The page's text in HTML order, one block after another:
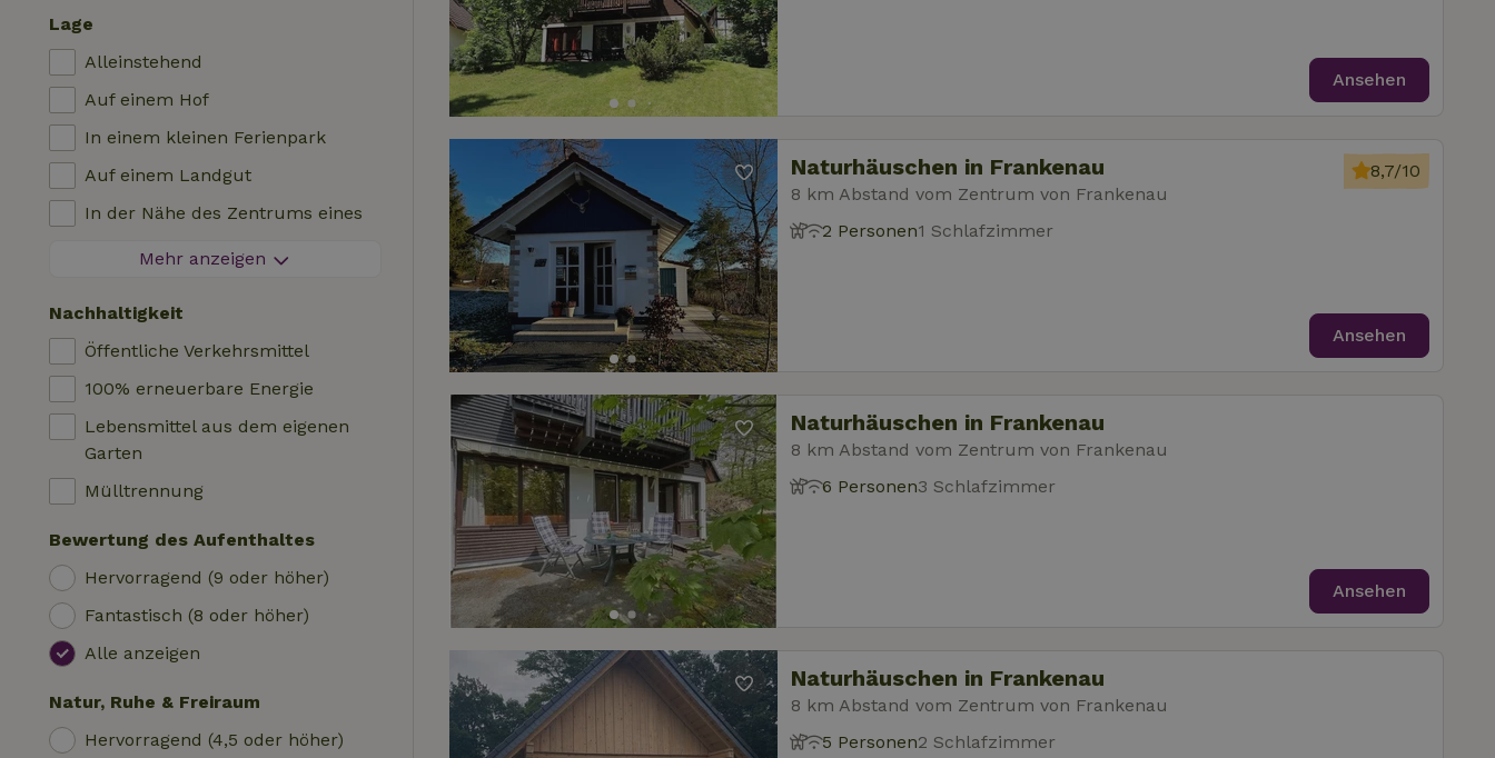
Ansehen
Naturhäuschen in Frankenau
8 km Abstand vom Zentrum von Frankenau
8,7/10
2 Personen1 Schlafzimmer
Ansehen
Naturhäuschen in Frankenau
8 km Abstand vom Zentrum von Frankenau
6 Personen3 Schlafzimmer
Ansehen
Naturhäuschen in Frankenau
8 km Abstand vom Zentrum von Frankenau
5 Personen2 Schlafzimmer
Internet
Ofen
Grill
Heizung (zentral)
Kinderstuhl
Autoladestation
Schwimmbecken (geteilt)
Rollstuhlfreundlich
Schwimmbecken (privat)
Landhaus
Chalet
Villa
Glamping
Blockhütte
Unterkunft
Wohnmobil
Hütte
Safari-Zelt
Jurte
Boot
Baumhaus
Wikkelhaus
Lage
Alleinstehend
Auf einem Hof
In einem kleinen Ferienpark
Auf einem Landgut
In der Nähe des Zentrums eines
Auf einer Insel
Mehr anzeigen
Nachhaltigkeit
Öffentliche Verkehrsmittel
100% erneuerbare Energie
Lebensmittel aus dem eigenen
Garten
Mülltrennung
Bewertung des Aufenthaltes
Hervorragend (9 oder höher)
Fantastisch (8 oder höher)
Alle anzeigen
Natur, Ruhe & Freiraum
Hervorragend (4,5 oder höher)